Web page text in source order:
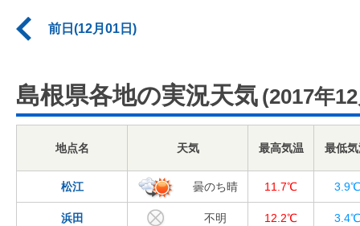
前日(12月01日)
島根県各地の実況天気 (2017年
地点名 天気 最高気温 最低
松江 曇のち晴 11.7℃ 3.9℃
浜田 不明 12.2℃ 3.4℃